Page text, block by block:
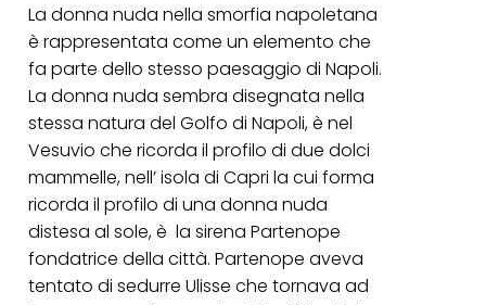
La donna nuda nella smorfia napoletana
è rappresentata come un elemento che
fa parte dello stesso paesaggio di Napoli.
La donna nuda sembra disegnata nella
stessa natura del Golfo di Napoli, è nel
Vesuvio che ricorda il profilo di due dolci
mammelle, nell’ isola di Capri la cui forma
ricorda il profilo di una donna nuda
distesa al sole, è la sirena Partenope
fondatrice della città. Partenope aveva
tentato di sedurre Ulisse che tornava ad